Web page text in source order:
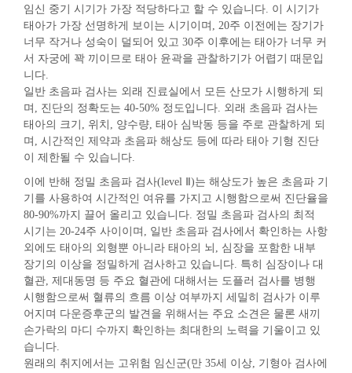
임신 중기 시기가 가장 적당하다고 할 수 있습니다. 이 시기가
태아가 가장 선명하게 보이는 시기이며, 20주 이전에는 장기가
너무 작거나 성숙이 덜되어 있고 30주 이후에는 태아가 너무 커
서 자궁에 꽉 끼이므로 태아 윤곽을 관찰하기가 어렵기 때문입
니다.
일반 초음파 검사는 외래 진료실에서 모든 산모가 시행하게 되
며, 진단의 정확도는 40-50% 정도입니다. 외래 초음파 검사는
태아의 크기, 위치, 양수량, 태아 심박동 등을 주로 관찰하게 되
며, 시간적인 제약과 초음파 해상도 등에 따라 태아 기형 진단
이 제한될 수 있습니다.
이에 반해 정밀 초음파 검사(level Ⅱ)는 해상도가 높은 초음파 기
기를 사용하여 시간적인 여유를 가지고 시행함으로써 진단율을
80-90%까지 끌어 올리고 있습니다. 정밀 초음파 검사의 최적
시기는 20-24주 사이이며, 일반 초음파 검사에서 확인하는 사항
외에도 태아의 외형뿐 아니라 태아의 뇌, 심장을 포함한 내부
장기의 이상을 정밀하게 검사하고 있습니다. 특히 심장이나 대
혈관, 제대동명 등 주요 혈관에 대해서는 도플러 검사를 병행
시행함으로써 혈류의 흐름 이상 여부까지 세밀히 검사가 이루
어지며 다운증후군의 발견을 위해서는 주요 소견은 물론 새끼
손가락의 마디 수까지 확인하는 최대한의 노력을 기울이고 있
습니다.
원래의 취지에서는 고위험 임신군(만 35세 이상, 기형아 검사에